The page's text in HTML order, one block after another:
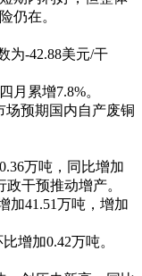
仍在。
为-42.88美元/干
月累增7.8%。
场预期国内自产废铜
万吨，同比增加
干预推动增产。
加41.51万吨，增加
增加0.42万吨。